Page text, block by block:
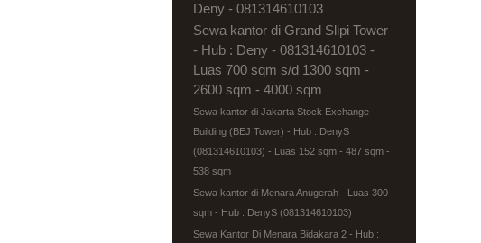
Deny - 081314610103
Sewa kantor di Grand Slipi Tower
- Hub : Deny - 081314610103 -
Luas 700 sqm s/d 1300 sqm -
2600 sqm - 4000 sqm
Sewa kantor di Jakarta Stock Exchange
Building (BEJ Tower) - Hub : DenyS
(081314610103) - Luas 152 sqm - 487 sqm -
538 sqm
Sewa kantor di Menara Anugerah - Luas 300
sqm - Hub : DenyS (081314610103)
Sewa Kantor Di Menara Bidakara 2 - Hub :